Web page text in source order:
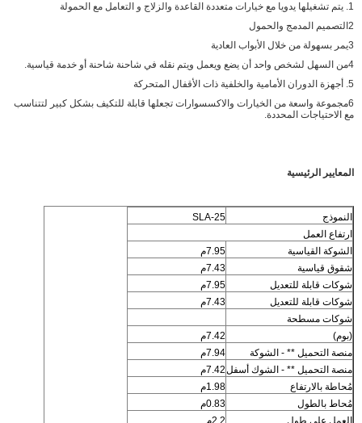
1. يتم تشغيلها يدويا مع خيارات متعددة القاعدة والزلاج و التعامل مع الحمولة
2التصميم المدمج والحمول
3يمر بسهولة من خلال الأبواب العادية
4من السهل لشخص واحد أن يضع ويعمل ويتم نقله في شاحنة شاحنة أو خدمة قياسية.
5. أجهزة الدوران الأمامية والخلفية ذات الأقفال المتحركة
6مجموعة واسعة من الخيارات والاكسسوارات تجعلها قابلة للتكيف بشكل كبير لتتناسب
مع الاحتياجات المحددة.
المعايير الرئيسية
النموذج
SLA-25
ارتفاع العمل
الشوكة القياسية
7.95م
شقوق قياسية
7.43م
شوكات قابلة للتعديل
7.95م
شوكات قابلة للتعديل
7.43م
شوكات مسطحة
(بوم)
7.42م
منصة التحميل ** - الشوكة
7.94م
منصة التحميل ** - الشوك أسفل7.42م
مُحاطة بالارتفاع
1.98م
مُحاط بالطول
0.83م
العمل على طول
2.2م